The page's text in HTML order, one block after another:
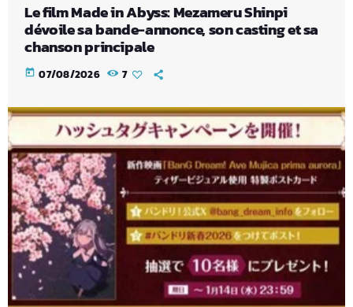
Le film Made in Abyss: Mezameru Shinpi
dévoile sa bande-annonce, son casting et sa
chanson principale
today 07/08/2026 7